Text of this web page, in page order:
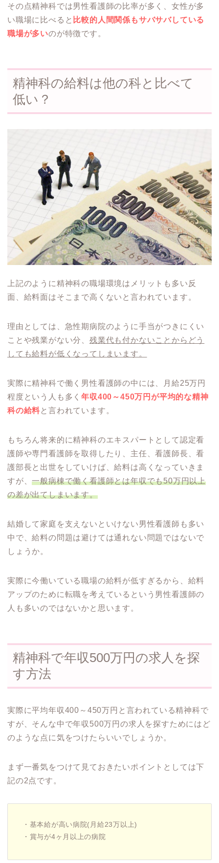
その点精神科では男性看護師の比率が多く、女性が多
い職場に比べると 比較的人間関係もサバサバしている
職場が多いのが特徴です。
精神科の給料は他の科と比べて
低い？
上記のように精神科の職場環境はメリットも多い反
面、給料面はそこまで高くないと言われています。
理由としては、急性期病院のように手当がつきにくい
ことや残業がない分、 残業代も付かないことからどう
しても給料が低くなってしまいます。
実際に精神科で働く男性看護師の中には、月給25万円
程度という人も多く年収400～450万円が平均的な精神
科の給料 と言われています。
もちろん将来的に精神科のエキスパートとして認定看
護師や専門看護師を取得したり、主任、看護師長、看
護部長と出世をしていけば、給料は高くなっていきま
すが、一般病棟で働く看護師とは年収でも50万円以上
の差が出てしまいます。
結婚して家庭を支えないといけない男性看護師も多い
中で、給料の問題は避けては通れない問題ではないで
しょうか。
実際に今働いている職場の給料が低すぎるから、給料
アップのために転職を考えているという男性看護師の
人も多いのではないかと思います。
精神科で年収500万円の求人を探
す方法
実際に平均年収400～450万円と言われている精神科で
すが、そんな中で年収500万円の求人を探すためにはど
のような点に気をつけたらいいでしょうか。
まず一番気をつけて見ておきたいポイントとしては下
記の2点です。
・基本給が高い病院(月給23万以上)
・賞与が4ヶ月以上の病院